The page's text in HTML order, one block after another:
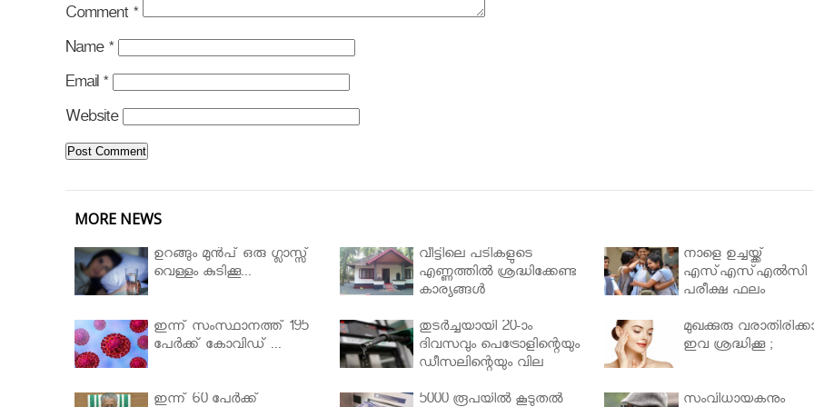
Comment *
Name *
Email *
Website
MORE NEWS
ഉറങ്ങും മുന്‍പ് ഒരു ഗ്ലാസ്സ്
വെള്ളം കുടിക്കൂ...
വീട്ടിലെ പടികളുടെ
എണ്ണത്തിൽ ശ്രദ്ധിക്കേണ്ട
കാര്യങ്ങൾ
നാളെ ഉച്ചയ്ക്ക്
എസ്എസ്എല്‍സി
പരീക്ഷ ഫലം
ഇന്ന് സംസ്ഥാനത്ത് 195
പേര്‍ക്ക് കോവിഡ് ...
തുടർച്ചയായി 20-ാം
ദിവസവും പെട്രോളിന്റെയും
ഡീസലിന്റെയും വില
മുഖക്കുരു
ഇവ ശ്രദ്ധിക്കൂ ;
ഇന്ന് 60 പേർക്ക് 5000 രൂപയിൽ കൂടുതൽ സംവിധായകനും